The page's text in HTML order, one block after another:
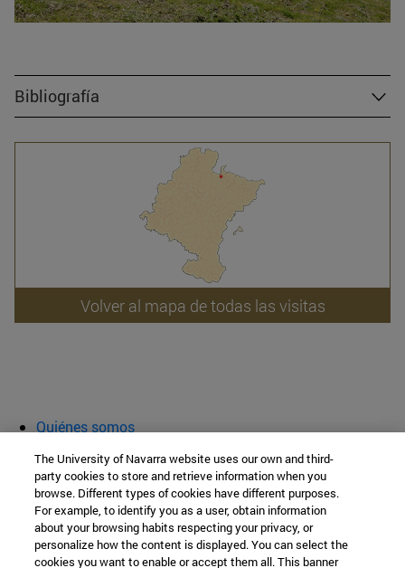
Bibliografía
Volver al mapa de todas las visitas
Quiénes somos
Aula abierta
Cátedra de Patrimonio y Arte Navarro
The University of Navarra website uses our own and third-
party cookies to store and retrieve information when you
browse. Different types of cookies have different purposes.
For example, to identify you as a user, obtain information
about your browsing habits respecting your privacy, or
personalize how the content is displayed. You can select the
cookies you want to enable or accept them all. This banner